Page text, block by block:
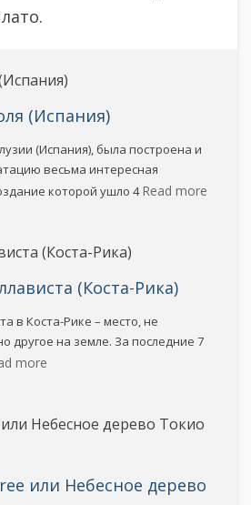
(Испания), была построена и
весьма интересная
которой ушло 4Read more
(Коста-Рика)
в Коста-Рике – место, не
другое на земле. За последние 7
more
Небесное дерево Токио